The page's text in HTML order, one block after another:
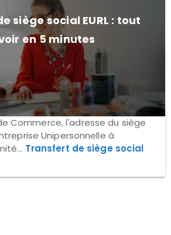
siège social EURL : tout
en 5 minutes
Commerce, l'adresse du siège
Unipersonnelle à
Transfert de siège social